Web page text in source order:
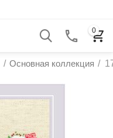
0
/ Основная коллекция /